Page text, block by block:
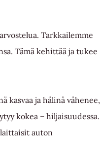
Tarkkailemme
Tämä kehittää ja tukee
kasvaa ja hälinä vähenee,
kokea – hiljaisuudessa.
auton